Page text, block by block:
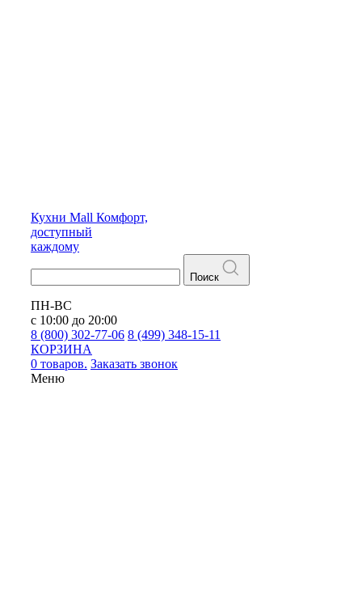
Кухни Mall Комфорт,
доступный
каждому
Поиск
ПН-ВС
с 10:00 до 20:00
8 (800) 302-77-06 8 (499) 348-15-11
КОРЗИНА
0 товаров. Заказать звонок
Меню